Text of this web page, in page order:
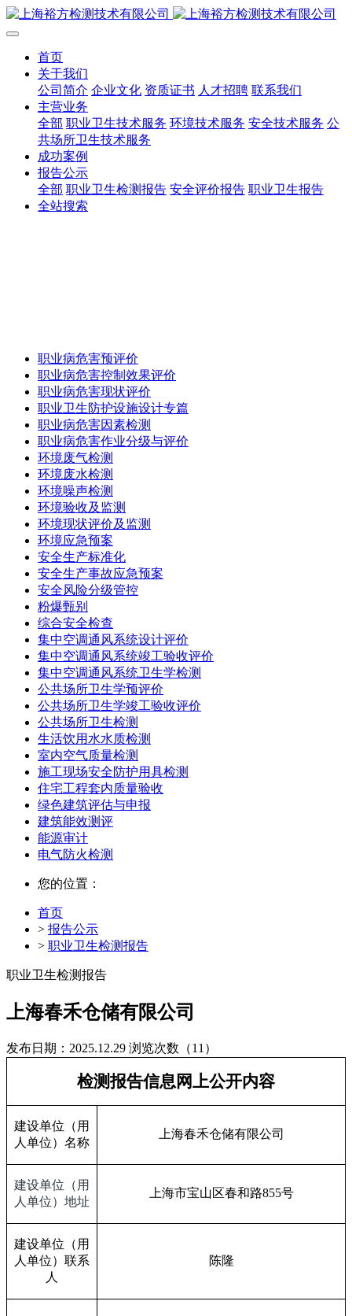
首页
关于我们
公司简介 企业文化 资质证书 人才招聘 联系我们
主营业务
全部 职业卫生技术服务 环境技术服务 安全技术服务 公
共场所卫生技术服务
成功案例
报告公示
全部 职业卫生检测报告 安全评价报告 职业卫生报告
全站搜索
职业病危害预评价
职业病危害控制效果评价
职业病危害现状评价
职业卫生防护设施设计专篇
职业病危害因素检测
职业病危害作业分级与评价
环境废气检测
环境废水检测
环境噪声检测
环境验收及监测
环境现状评价及监测
环境应急预案
安全生产标准化
安全生产事故应急预案
安全风险分级管控
粉爆甄别
综合安全检查
集中空调通风系统设计评价
集中空调通风系统竣工验收评价
集中空调通风系统卫生学检测
公共场所卫生学预评价
公共场所卫生学竣工验收评价
公共场所卫生检测
生活饮用水水质检测
室内空气质量检测
施工现场安全防护用具检测
住宅工程套内质量验收
绿色建筑评估与申报
建筑能效测评
能源审计
电气防火检测
您的位置：
首页
> 报告公示
> 职业卫生检测报告
职业卫生检测报告
上海春禾仓储有限公司
发布日期：2025.12.29 浏览次数（11）
检测报告信息网上公开内容
建设单位（用
人单位）名称
上海春禾仓储有限公司
建设单位（用
人单位）地址
上海市宝山区春和路855号
建设单位（用
人单位）联系
人
陈隆